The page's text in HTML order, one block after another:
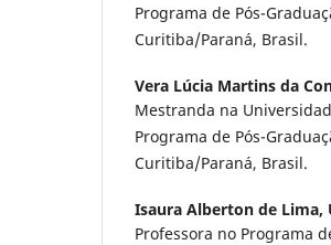
Programa de Pós-
Curitiba/Paraná, Brasil.
Vera Lúcia Martins da
Mestranda na
Programa de Pós-
Curitiba/Paraná, Brasil.
Isaura Alberton de Lima,
Professora no Programa